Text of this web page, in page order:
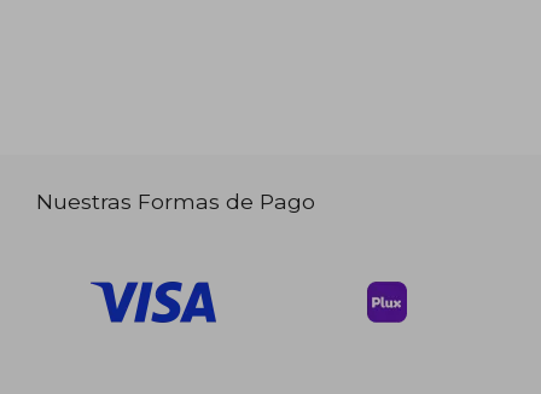
Nuestras Formas de Pago